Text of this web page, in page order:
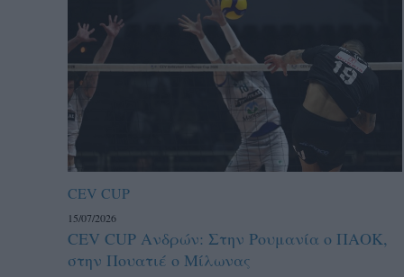
CEV CUP
15/07/2026
CEV CUP Aνδρών: Στην Ρουμανία ο ΠΑΟΚ,
στην Πουατιέ ο Μίλωνας